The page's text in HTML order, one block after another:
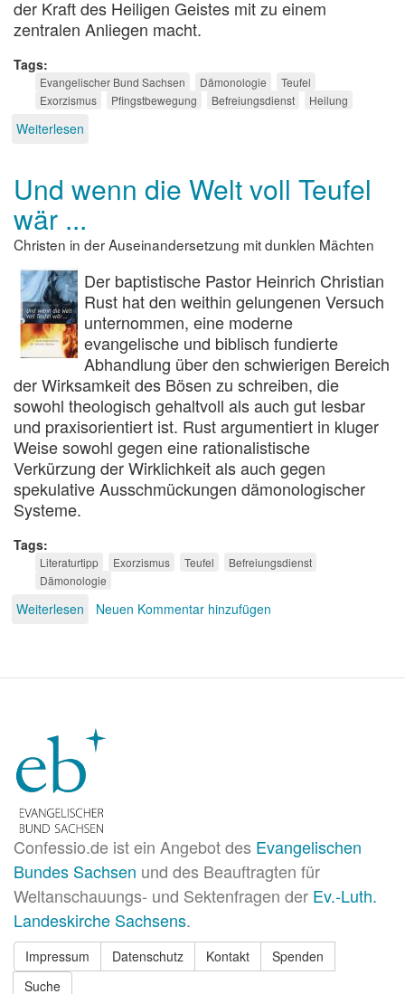
der Kraft des Heiligen Geistes mit zu einem
zentralen Anliegen macht.
Tags
Evangelischer Bund Sachsen Dämonologie
Teufel
Exorzismus
Pfingstbewegung Befreiungsdienst Heilung
Weiterlesen
das
Und wenn die Welt voll Teufel
wär ...
Christen in der Auseinandersetzung mit dunklen Mächten
Der baptistische Pastor Heinrich Christian
Rust hat den weithin gelungenen Versuch
unternommen, eine moderne
evangelische und biblisch fundierte
Abhandlung über den schwierigen Bereich
der Wirksamkeit des Bösen zu schreiben, die
sowohl theologisch gehaltvoll als auch gut lesbar
und praxisorientiert ist. Rust argumentiert in kluger
Weise sowohl gegen eine rationalistische
Verkürzung der Wirklichkeit als auch gegen
spekulative Ausschmückungen dämonologischer
Systeme.
Tags
Literaturtipp Exorzismus Teufel
Befreiungsdienst
Dämonologie
Weiterlesen über
Welt
wär
...
Neuen Kommentar hinzufügen
Confessio.de ist ein Angebot des Evangelischen
Bundes Sachsen und des Beauftragten für
Weltanschauungs- und Sektenfragen der Ev.-Luth.
Landeskirche Sachsens.
Impressum Datenschutz Kontakt
Spenden
Suche